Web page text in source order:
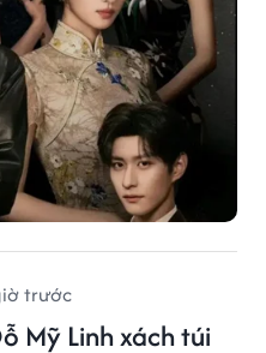
trước
Mỹ Linh xách túi